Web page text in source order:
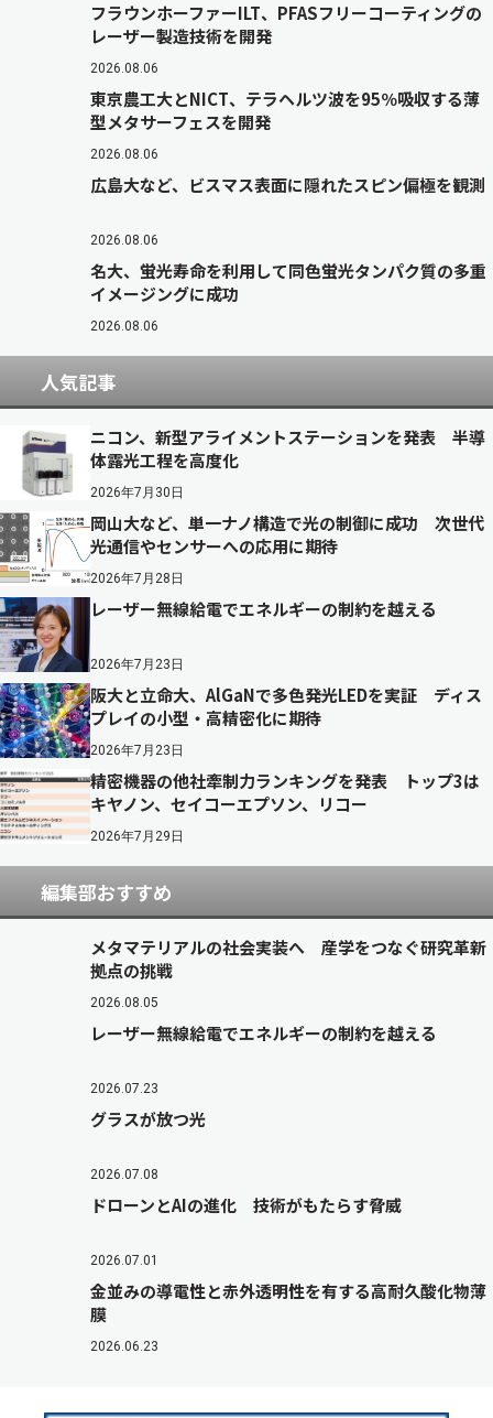
フラウンホーファーILT、PFASフリーコーティングの
レーザー製造技術を開発
2026.08.06
東京農工大とNICT、テラヘルツ波を95％吸収する薄
型メタサーフェスを開発
2026.08.06
広島大など、ビスマス表面に隠れたスピン偏極を観測
2026.08.06
名大、蛍光寿命を利用して同色蛍光タンパク質の多重
イメージングに成功
2026.08.06
人気記事
ニコン、新型アライメントステーションを発表 半導
体露光工程を高度化
2026年7月30日
岡山大など、単一ナノ構造で光の制御に成功 次世代
光通信やセンサーへの応用に期待
2026年7月28日
レーザー無線給電でエネルギーの制約を越える
2026年7月23日
阪大と立命大、AlGaNで多色発光LEDを実証 ディス
プレイの小型・高精密化に期待
2026年7月23日
精密機器の他社牽制力ランキングを発表 トップ3は
キヤノン、セイコーエプソン、リコー
2026年7月29日
編集部おすすめ
メタマテリアルの社会実装へ 産学をつなぐ研究革新
拠点の挑戦
2026.08.05
レーザー無線給電でエネルギーの制約を越える
2026.07.23
グラスが放つ光
2026.07.08
ドローンとAIの進化 技術がもたらす脅威
2026.07.01
金並みの導電性と赤外透明性を有する高耐久酸化物薄
膜
2026.06.23